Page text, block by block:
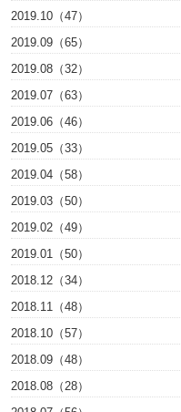
2019.10（47）
2019.09（65）
2019.08（32）
2019.07（63）
2019.06（46）
2019.05（33）
2019.04（58）
2019.03（50）
2019.02（49）
2019.01（50）
2018.12（34）
2018.11（48）
2018.10（57）
2018.09（48）
2018.08（28）